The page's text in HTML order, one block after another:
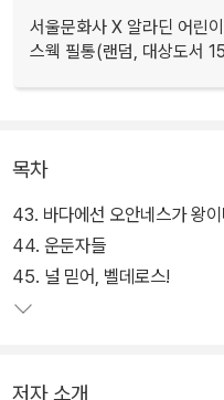
서울문화사 X 알라딘 어린
스웩 필통(랜덤, 대상도서
목차
43. 바다에선 오안네스가 왕
44. 운둔자들
45. 널 믿어, 벨데로스!
저자 소개